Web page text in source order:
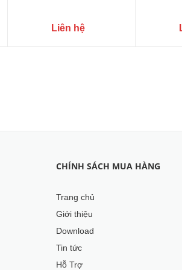
Liên hệ
CHÍNH SÁCH MUA HÀNG
Trang chủ
Giới thiệu
Download
Tin tức
Hỗ Trợ